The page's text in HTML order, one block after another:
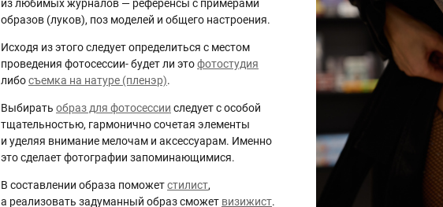
из любимых журналов — референсы с примерами
образов (луков), поз моделей и общего настроения.
Исходя из этого следует определиться с местом
проведения фотосессии- будет ли этофотостудия
либосъемка на натуре (пленэр).
Выбирать образ для фотосессии следует с особой
тщательностью, гармонично сочетая элементы
и уделяя внимание мелочам и аксессуарам. Именно
это сделает фотографии запоминающимися.
В составлении образа поможетстилист,
а реализовать задуманный образ сможет визижист.